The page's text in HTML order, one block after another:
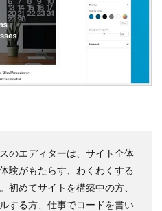
のエディターは、サイト全体
験がもたらす、わくわくする
初めてサイトを構築中の方、
する方、仕事でコードを書い